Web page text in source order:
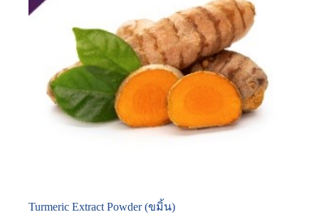
Turmeric Extract Powder (ขมิ้น)